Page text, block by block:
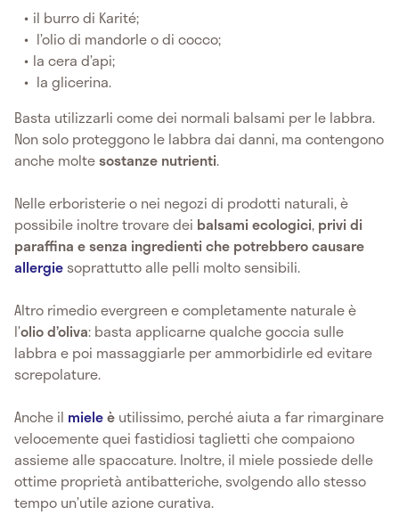
il burro di Karité;
l’olio di mandorle o di cocco;
la cera d’api;
la glicerina.
Basta utilizzarli come dei normali balsami per le labbra.
Non solo proteggono le labbra dai danni, ma contengono
anche moltesostanze nutrienti.
Nelle erboristerie o nei negozi di prodotti naturali, è
possibile inoltre trovare dei balsami ecologici, privi di
paraffina e senza ingredienti che potrebbero causare
allergie soprattutto alle pelli molto sensibili.
Altro rimedio evergreen e completamente naturale è
l’olio d’oliva: basta applicarne qualche goccia sulle
labbra e poi massaggiarle per ammorbidirle ed evitare
screpolature.
Anche il mieleè utilissimo, perché aiuta a far rimarginare
velocemente quei fastidiosi taglietti che compaiono
assieme alle spaccature. Inoltre, il miele possiede delle
ottime proprietà antibatteriche, svolgendo allo stesso
tempo un’utile azione curativa.